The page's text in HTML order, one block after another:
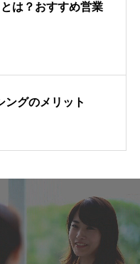
は？おすすめ営業
ングのメリット